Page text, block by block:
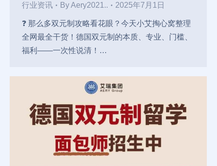
行业资讯 ByAery2021.. 2025年7月1日
❓ 那么多双元制攻略看花眼？今天小艾掏心窝整理
全网最全干货！德国双元制的本质、专业、门槛、
福利——一次性说清！…